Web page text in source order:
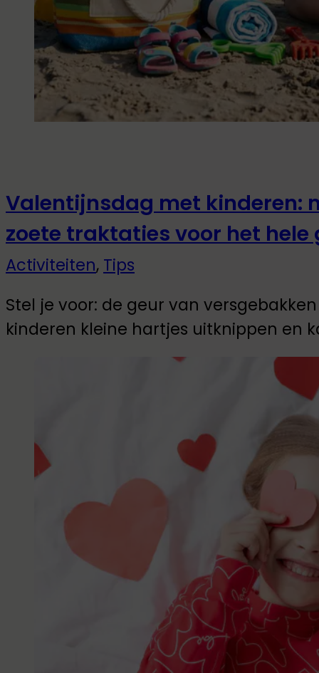
Valentijnsdag met kinderen:
zoete traktaties voor het hele
Activiteiten, Tips
Stel je voor: de geur van
kinderen kleine hartjes uitknippen en